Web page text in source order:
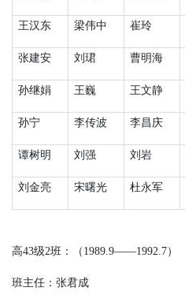
王汉东 梁伟中 崔玲
张建安 刘珺 曹明海
孙继娟 王巍 王文静
孙宁 李传波 李昌庆
谭树明 刘强 刘岩
刘金亮 宋曙光 杜永军
高43级2班：（ 1989.9——1992.7）
班主任：张君成